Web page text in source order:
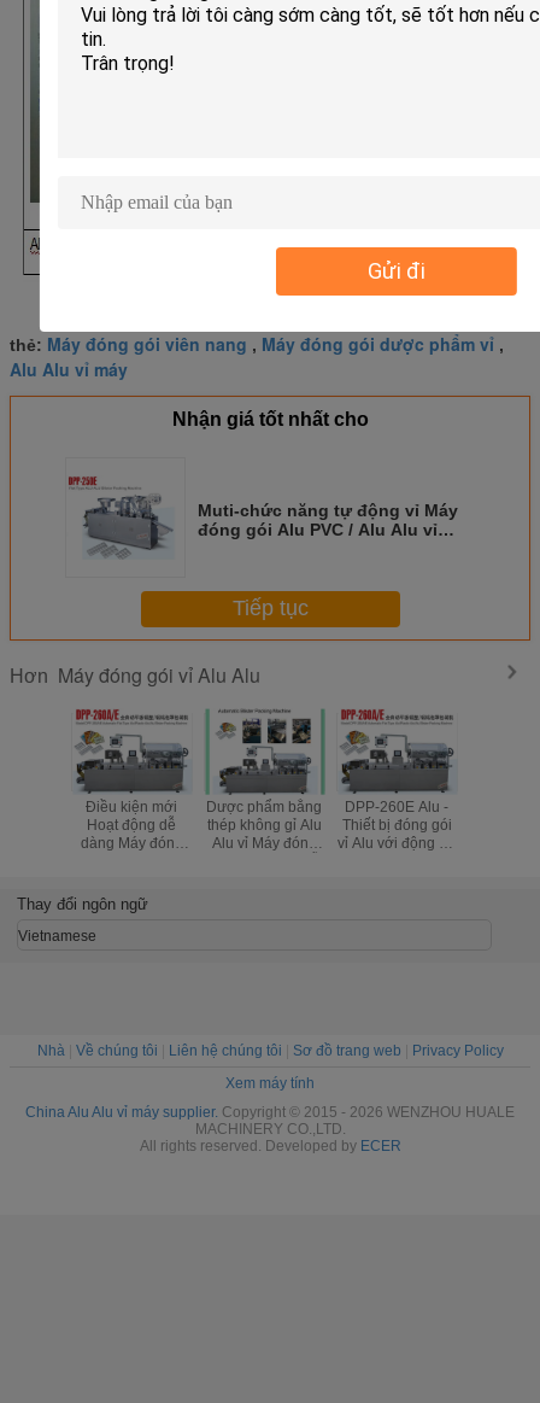
Gửi đi
thẻ: Máy đóng gói viên nang , Máy đóng gói dược phẩm vỉ ,
Alu Alu vỉ máy
Nhận giá tốt nhất cho
Muti-chức năng tự động vỉ Máy
đóng gói Alu PVC / Alu Alu vỉ
Tiếp tục
Hơn Máy đóng gói vỉ Alu Alu
Điều kiện mới
Hoạt động dễ
dàng Máy đóng
Dược phẩm bằng
thép không gỉ Alu
Alu vỉ Máy đóng
DPP-260E Alu -
Thiết bị đóng gói
vỉ Alu với động cơ
Thay đổi ngôn ngữ
Vietnamese
Nhà Về chúng tôi Liên hệ chúng tôi Sơ đồ trang web
Privacy Policy
Xem máy tính
China Alu Alu vỉ máy supplier. Copyright © 2015 - 2026 WENZHOU HUALE
MACHINERY CO.,LTD.
All rights reserved. Developed by ECER